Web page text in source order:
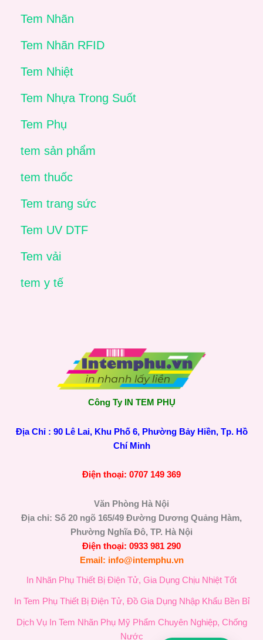
Tem Nhãn
Tem Nhãn RFID
Tem Nhiệt
Tem Nhựa Trong Suốt
Tem Phụ
tem sản phẩm
tem thuốc
Tem trang sức
Tem UV DTF
Tem vải
tem y tế
Công Ty IN TEM PHỤ
Địa Chỉ : 90 Lê Lai, Khu Phố 6, Phường Bảy Hiền, Tp. Hồ
Chí Minh
Điện thoại: 0707 149 369
Văn Phòng Hà Nội
Địa chỉ: Số 20 ngõ 165/49 Đường Dương Quảng Hàm,
Phường Nghĩa Đô, TP. Hà Nội
Điện thoại: 0933 981 290
Email: info@intemphu.vn
In Nhãn Phụ Thiết Bị Điện Tử, Gia Dụng Chịu Nhiệt Tốt
In Tem Phụ Thiết Bị Điện Tử, Đồ Gia Dụng Nhập Khẩu Bền Bỉ
Dịch Vụ In Tem Nhãn Phụ Mỹ Phẩm Chuyên Nghiệp, Chống
Nước